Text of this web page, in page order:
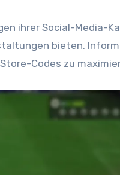
ihrer Social-Media-
bieten.
Codes zu